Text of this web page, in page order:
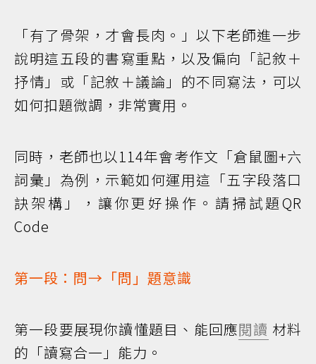
「有了骨架，才會長肉。」以下老師進一步
說明這五段的書寫重點，以及偏向「記敘＋
抒情」或「記敘＋議論」的不同寫法，可以
如何扣題微調，非常實用。
同時，老師也以114年會考作文「倉鼠圖+六
詞彙」為例，示範如何運用這「五字段落口
訣架構」，讓你更好操作。請掃試題QR
Code
第一段：問→「問」題意識
第一段要展現你讀懂題目、能回應閱讀 材料
的「讀寫合一」能力。